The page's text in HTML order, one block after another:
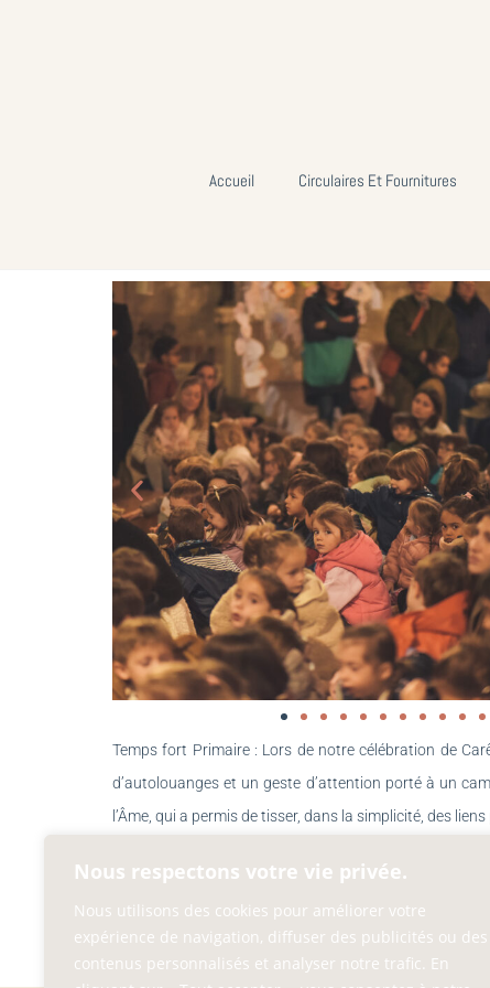
Nous respectons votre vie privée.
Nous utilisons des cookies pour améliorer votre
expérience de navigation, diffuser des publicités ou des
contenus personnalisés et analyser notre trafic. En
Accueil Circulaires Et Fournitures
Temps fort Primaire : Lors de notre célébration de
d’autolouanges et un geste d’attention porté à un
l’Âme, qui a permis de tisser, dans la simplicité, des
Messe : Belle messe de Carême pour notre
rassemblés autour du Père Bruno Tantini pour vivre
Dieu toujours pédagogiquement amenée par notre